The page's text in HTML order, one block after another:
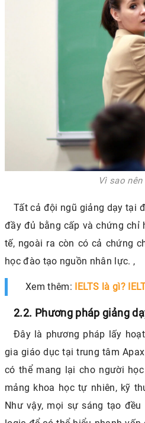
Vì sao
Tất cả đội ngũ giảng dạy tại
đầy đủ bằng cấp và chứng chỉ
tế, ngoài ra còn có cả chứng
học đào tạo nguồn nhân lực. ,
Xem thêm: IELTS là gì?
2.2. Phương pháp giảng
Đây là phương pháp lấy
gia giáo dục tại trung tâm
có thể mang lại cho người
mảng khoa học tự nhiên, kỹ
Như vậy, mọi sự sáng tạo